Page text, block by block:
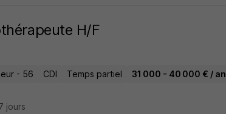
H/F
- 56 CDI Temps partiel 31 000 - 40 000 € / an
jours